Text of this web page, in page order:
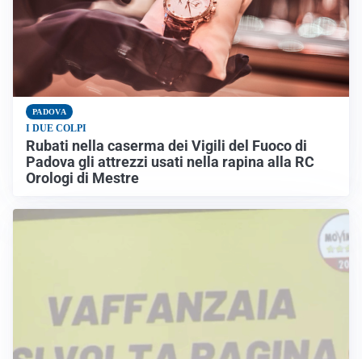
PADOVA
I DUE COLPI
Rubati nella caserma dei Vigili del Fuoco di
Padova gli attrezzi usati nella rapina alla RC
Orologi di Mestre